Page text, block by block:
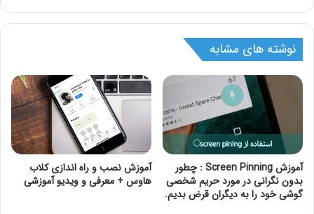
نوشته های مشابه
آموزش Screen Pinning : چطور
بدون نگرانی در مورد حریم شخصی
گوشی خود را به دیگران قرض بدیم.
آموزش نصب و راه اندازی کلاب
هاوس + معرفی و ویدیو آموزشی